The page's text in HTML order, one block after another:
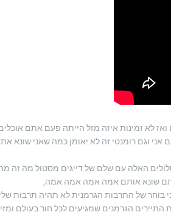
לא זמינות איזה מזל הייתה פעם אתם
וגם רומנטי זה לא יאומן כמה שאני שונא את
האלה עם שלם של דייגים מסטול מה זה
שונא אותם אמה אמה אמה אמה,
בוחר של התרבות הגרמנית לא תהיה תרבות שלי
הגרמנים שמגיעים לכל חור בעולם